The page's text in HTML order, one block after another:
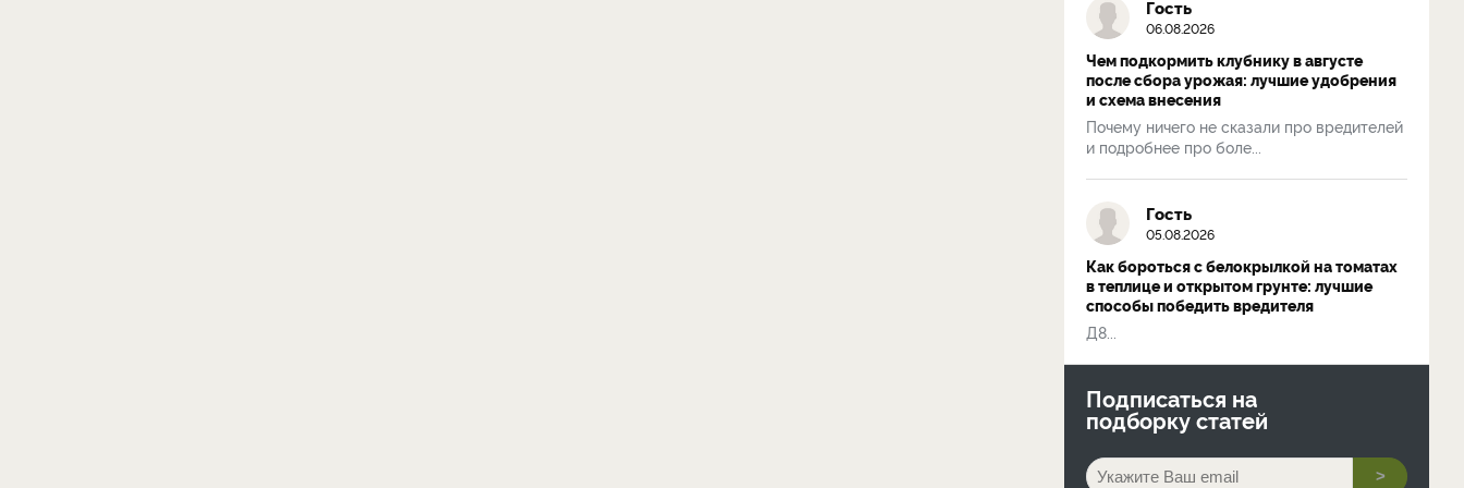
Гость
06.08.2026
Чем подкормить клубнику в августе
после сбора урожая: лучшие удобрения
и схема внесения
Почему ничего не сказали про вредителей
и подробнее про боле...
Гость
05.08.2026
Как бороться с белокрылкой на томатах
в теплице и открытом грунте: лучшие
способы победить вредителя
Д8...
Подписаться на
подборку статей
>